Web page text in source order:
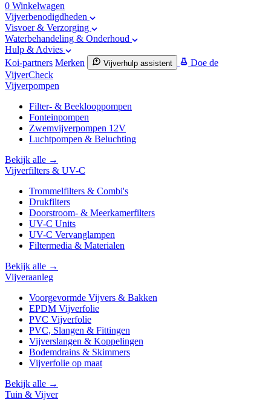
0 Winkelwagen
Vijverbenodigdheden
Visvoer & Verzorging
Waterbehandeling & Onderhoud
Hulp & Advies
Koi-partners Merken Vijverhulp assistent
Doe de
VijverCheck
Vijverpompen
Filter- & Beeklooppompen
Fonteinpompen
Zwemvijverpompen 12V
Luchtpompen & Beluchting
Bekijk alle →
Vijverfilters & UV-C
Trommelfilters & Combi's
Drukfilters
Doorstroom- & Meerkamerfilters
UV-C Units
UV-C Vervanglampen
Filtermedia & Materialen
Bekijk alle →
Vijveraanleg
Voorgevormde Vijvers & Bakken
EPDM Vijverfolie
PVC Vijverfolie
PVC, Slangen & Fittingen
Vijverslangen & Koppelingen
Bodemdrains & Skimmers
Vijverfolie op maat
Bekijk alle →
Tuin & Vijver